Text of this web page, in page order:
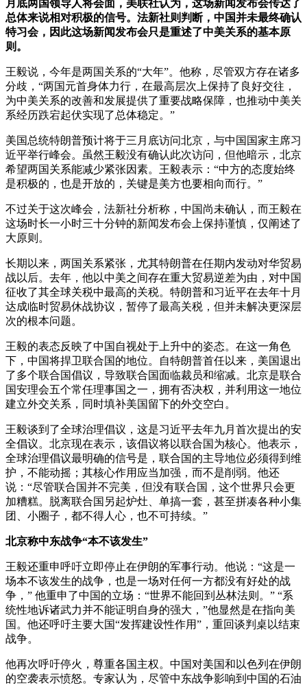
月底两国领导人将会面，美联社认为，这场新闻发布会传达了
总体来说相对积极的信号。法新社则判断，中国并未最终确认
特习会，因此这场新闻发布会只是重述了中美关系的基本原
则。
王毅说，今年是两国关系的“大年”。他称，尽管双方存在诸多
分歧，“两国元首身体力行，在最高层次上保持了良好交往，
为中美关系的改善和发展提供了重要战略保障，也推动中美关
系经历跌宕起伏实现了总体稳定。”
美国总统特朗普预计将于三月底访问北京，与中国国家主席习
近平举行峰会。虽然王毅没有确认此次访问，但他暗示，北京
希望两国关系能减少紧张因素。王毅表示：“中方的态度始终
是积极的，也是开放的，关键是美方也要相向而行。”
不过关于这次峰会，法新社分析称，中国尚未确认，而王毅在
这场时长一小时三十分钟的新闻发布会上保持谨慎，仅阐述了
大原则。
长期以来，两国关系紧张，尤其特朗普在任期内发动对华贸易
战以后。去年，他以中美之间存在重大贸易逆差为由，对中国
征收了其全球关税中最高的关税。特朗普和习近平在去年十月
达成临时贸易休战协议，暂停了最高关税，但并未解决更深层
次的根本问题。
王毅的表态反映了中国自视处于上升中的姿态。在这一角色
下，中国将捍卫联合国的地位。自特朗普首任以来，美国退出
了多个联合国倡议，导致联合国面临裁员和缩减。北京是联合
国安理会五个常任理事国之一，拥有否决权，并利用这一地位
建立外交关系，同时填补美国留下的外交空白。
王毅谈到了全球治理倡议，这是习近平去年九月首次提出的安
全倡议。北京现在表示，该倡议将以联合国为核心。他表示，
全球治理倡议最明确的信号是，联合国的主导地位必须得到维
护，不能动摇；其核心作用应当加强，而不是削弱。他还
说：“尽管联合国并不完美，但没有联合国，这个世界只会更
加糟糕。脱离联合国另起炉灶、单搞一套，甚至拼凑各种小集
团、小圈子，都不得人心，也不可持续。”
北京称中东战争“本不该发生”
王毅还重申呼吁立即停止在伊朗的军事行动。他说：“这是一
场本不该发生的战争，也是一场对任何一方都没有好处的战
争，” 他重申了中国的立场：“世界不能回到丛林法则。” “系
统性地诉诸武力并不能证明自身的强大，”他显然是在指向美
国。他还呼吁主要大国“发挥建设性作用”，重回谈判桌以结束
战争。
他再次呼吁停火，尊重各国主权。中国对美国和以色列在伊朗
的空袭表示愤怒。专家认为，尽管中东战争影响到中国的石油